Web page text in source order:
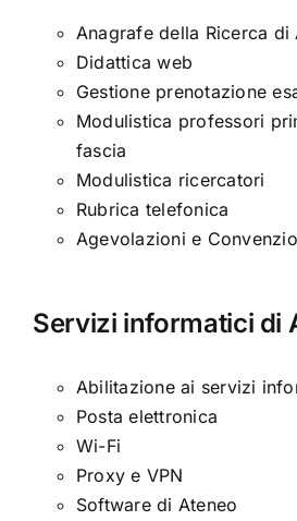
Anagrafe della Ricerca di
Didattica web
Gestione prenotazione
Modulistica professori
fascia
Modulistica ricercatori
Rubrica telefonica
Agevolazioni e
Servizi informatici di
Abilitazione ai servizi
Posta elettronica
Wi-Fi
Proxy e VPN
Software di Ateneo